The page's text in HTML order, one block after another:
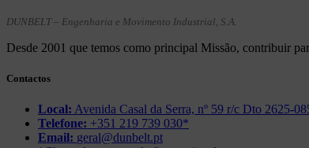
DUNBELT – Engenharia e Movimento Industrial, S.A.
Desde 2001 que temos como principal Missão, contribuir
Contactos
Local: Avenida Casal da Serra, nº 59 r/c Dto 2625-
Telefone: +351 219 739 030*
Email: geral@dunbelt.pt